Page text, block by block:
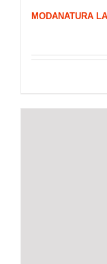
MODANATURA